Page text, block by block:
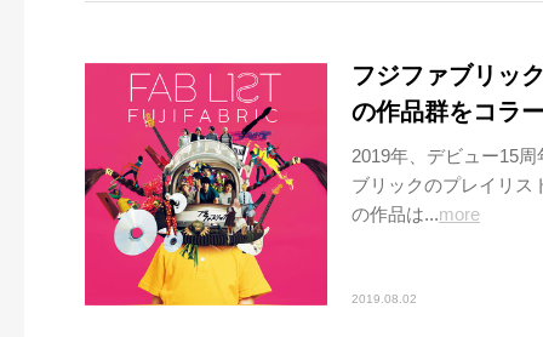
フジファブリッ
の作品群をコラ
2019年、デビュー15
ブリックのプレイリス
の作品は...more
2019.08.02